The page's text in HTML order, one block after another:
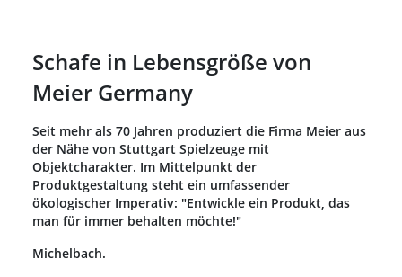
Schafe in Lebensgröße von
Meier Germany
Seit mehr als 70 Jahren produziert die Firma Meier aus
der Nähe von Stuttgart Spielzeuge mit
Objektcharakter. Im Mittelpunkt der
Produktgestaltung steht ein umfassender
ökologischer Imperativ: "Entwickle ein Produkt, das
man für immer behalten möchte!"
Michelbach.